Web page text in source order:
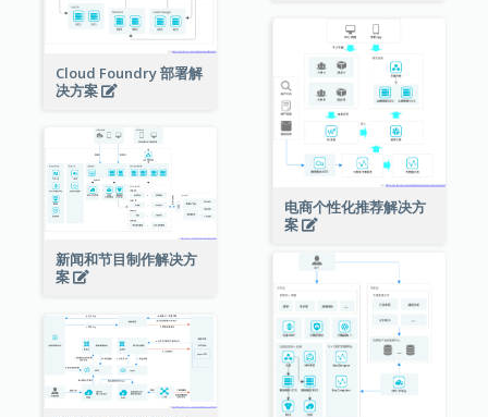
Cloud Foundry 部署解
决方案
电商个性化推荐解决方
案
新闻和节目制作解决方
案